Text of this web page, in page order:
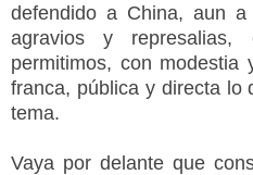
defendido a China, aun a
agravios y
permitimos, con modestia
franca, pública y directa lo
tema.
Vaya por delante que